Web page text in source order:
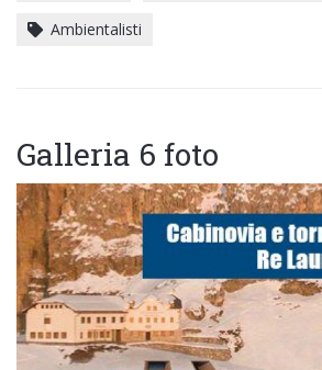
Ambientalisti
Galleria 6 foto